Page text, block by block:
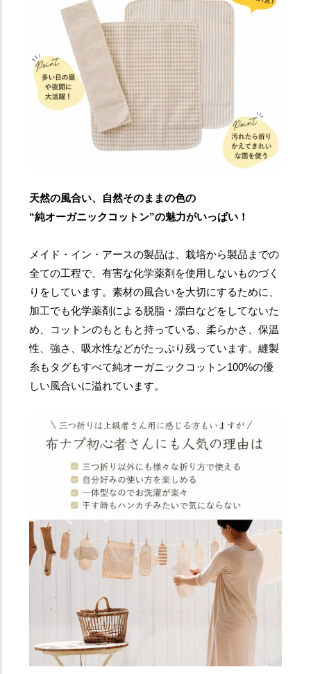
天然の風合い、自然そのままの色の
“純オーガニックコットン”の魅力がいっぱい！
メイド・イン・アースの製品は、栽培から製品までの
全ての工程で、有害な化学薬剤を使用しないものづく
りをしています。素材の風合いを大切にするために、
加工でも化学薬剤による脱脂・漂白などをしてないた
め、コットンのもともと持っている、柔らかさ、保温
性、強さ、吸水性などがたっぷり残っています。縫製
糸もタグもすべて純オーガニックコットン100%の優
しい風合いに溢れています。